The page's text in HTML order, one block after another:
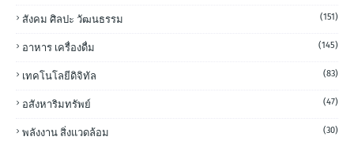
สังคม ศิลปะ วัฒนธรรม (151)
อาหาร เครื่องดื่ม (145)
เทคโนโลยีดิจิทัล (83)
อสังหาริมทรัพย์ (47)
พลังงาน สิ่งแวดล้อม (30)